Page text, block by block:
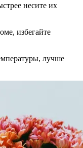
несите их
избегайте
лучше